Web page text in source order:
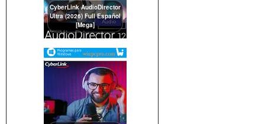
CyberLink AudioDirector
Ultra (2026) Full Español
[Mega]